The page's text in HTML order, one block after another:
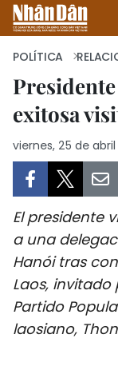
POLÍTICA
exitosa
viernes, 25 de
El presidente
a una
Hanói tras
Laos,
Partido
laosiano,